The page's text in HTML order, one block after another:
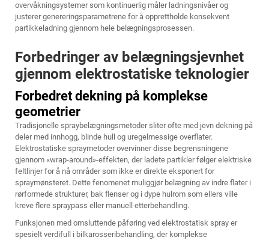
overvåkningsystemer som kontinuerlig måler ladningsnivåer og
justerer genereringsparametrene for å opprettholde konsekvent
partikkeladning gjennom hele belægningsprosessen.
Forbedringer av belægningsjevnhet
gjennom elektrostatiske teknologier
Forbedret dekning på komplekse
geometrier
Tradisjonelle spraybelægningsmetoder sliter ofte med jevn dekning på
deler med innhogg, blinde hull og uregelmessige overflater.
Elektrostatiske spraymetoder overvinner disse begrensningene
gjennom «wrap-around»-effekten, der ladete partikler følger elektriske
feltlinjer for å nå områder som ikke er direkte eksponert for
spraymønsteret. Dette fenomenet muliggjør belægning av indre flater i
rørformede strukturer, bak flenser og i dype hulrom som ellers ville
kreve flere spraypass eller manuell etterbehandling.
Funksjonen med omsluttende påføring ved elektrostatisk spray er
spesielt verdifull i bilkarosseribehandling, der komplekse